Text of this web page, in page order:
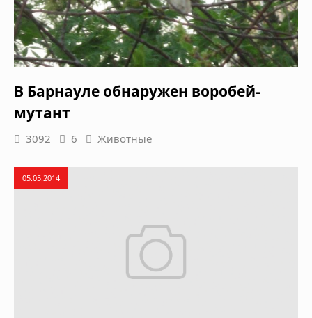
В Барнауле обнаружен воробей-
мутант
3092 6 Животные
05.05.2014